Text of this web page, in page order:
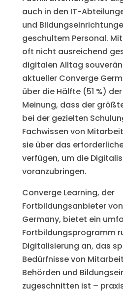
auch in den IT-
und
geschultem Personal.
oft nicht ausreichend
digitalen Alltag
aktueller Converge
über die Hälfte (51 %)
Meinung, dass der
bei der gezielten
Fachwissen von
sie über das
verfügen, um die
voranzubringen.
Converge Learning, der
Fortbildungsanbieter
Germany, bietet ein
Fortbildungsprogramm
Digitalisierung an, das
Bedürfnisse von
Behörden und
zugeschnitten ist –